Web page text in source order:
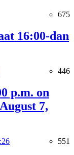
675
16:00-dan
446
p.m. on
7,
551